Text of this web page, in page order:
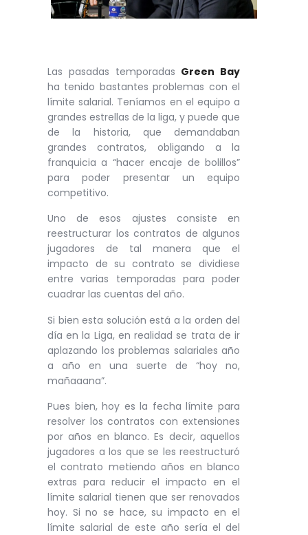
Las pasadas temporadas Green Bay
ha tenido bastantes problemas con el
límite salarial. Teníamos en el equipo a
grandes estrellas de la liga, y puede que
de la historia, que demandaban
grandes contratos, obligando a la
franquicia a “hacer encaje de bolillos”
para poder presentar un equipo
competitivo.
Uno de esos ajustes consiste en
reestructurar los contratos de algunos
jugadores de tal manera que el
impacto de su contrato se dividiese
entre varias temporadas para poder
cuadrar las cuentas del año.
Si bien esta solución está a la orden del
día en la Liga, en realidad se trata de ir
aplazando los problemas salariales año
a año en una suerte de “hoy no,
mañaaana”.
Pues bien, hoy es la fecha límite para
resolver los contratos con extensiones
por años en blanco. Es decir, aquellos
jugadores a los que se les reestructuró
el contrato metiendo años en blanco
extras para reducir el impacto en el
límite salarial tienen que ser renovados
hoy. Si no se hace, su impacto en el
límite salarial de este año sería el del